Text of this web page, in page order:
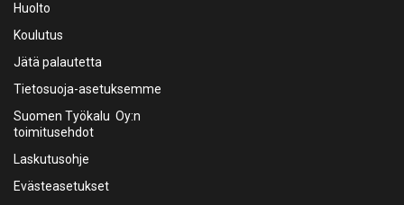
Huolto
Koulutus
Jätä palautetta
Tietosuoja-asetuksemme
Suomen Työkalu Oy:n
toimitusehdot
Laskutusohje
Evästeasetukset